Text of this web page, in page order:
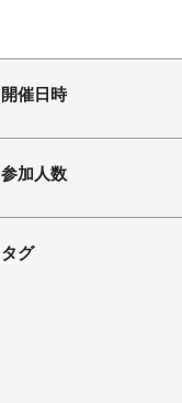
開催日時
参加人数
タグ